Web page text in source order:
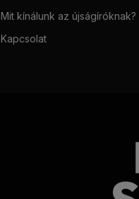
Mit kínálunk az újságíróknak?
Kapcsolat